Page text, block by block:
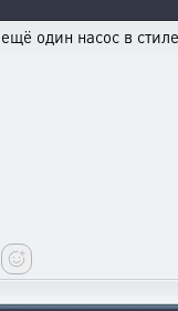
ещё один насос в